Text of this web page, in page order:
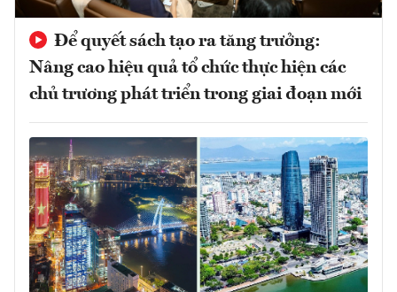
Để quyết sách tạo ra tăng trưởng:
Nâng cao hiệu quả tổ chức thực hiện các
chủ trương phát triển trong giai đoạn mới